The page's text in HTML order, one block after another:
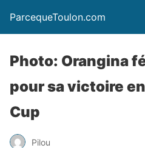
ParcequeToulon.com
Photo: Orangina
pour sa victoire
Cup
Pilou